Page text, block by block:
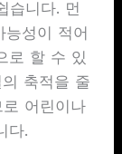
습니다. 먼
성이 적어
로 할 수 있
축적을 줄
어린이나
다.